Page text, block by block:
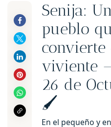
Senija:
pueblo
convierte
viviente
26 de
🖌️
En el pequeño y